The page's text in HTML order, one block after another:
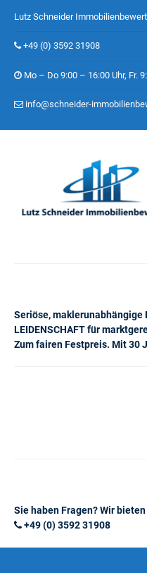
Lutz Schneider
+49 (0) 3592 31908
Mo – Do 9:00 – 16:00 Uhr, Fr.
info@schneider-
Seriöse, maklerunabhängige
LEIDENSCHAFT für
Zum fairen Festpreis. Mit 30
Sie haben Fragen? Wir
+49 (0) 3592 31908